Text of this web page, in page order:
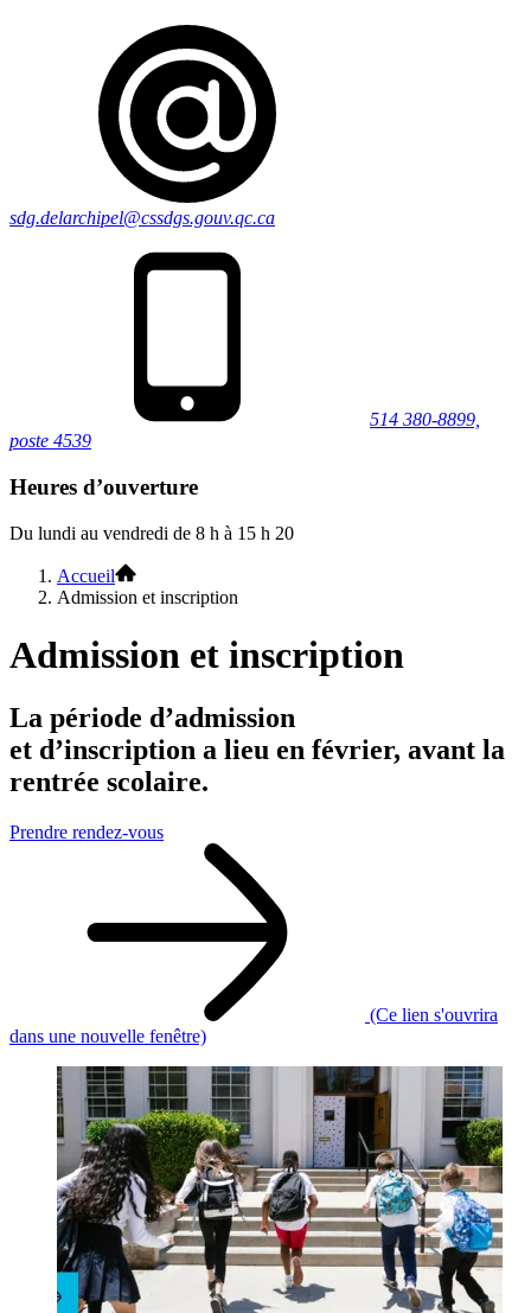
sdg.delarchipel@cssdgs.gouv.qc.ca
514 380-8899,
poste 4539
Heures d’ouverture
Du lundi au vendredi de 8 h à 15 h 20
Accueil
Admission et inscription
Admission et inscription
La période d’admission
et d’inscription a lieu en février, avant la
rentrée scolaire.
Prendre rendez-vous
(Ce lien s'ouvrira
dans une nouvelle fenêtre)